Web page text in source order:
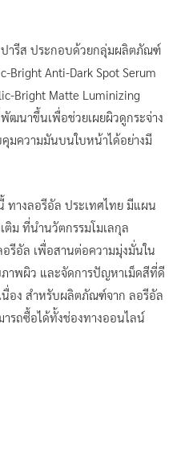
ารีส ประกอบด้วยกลุ่มผลิตภัณฑ์
Bright Anti-Dark Spot Serum
Bright Matte Luminizing
นาขึ้นเพื่อช่วยเผยผิวดูกระจ่าง
มความมันบนใบหน้าได้อย่างมี
ทางลอรีอัล ประเทศไทย มีแผน
ม ที่นำนวัตกรรมโมเลกุล
อรีอัล เพื่อสานต่อความมุ่งมั่นใน
าพผิว และจัดการปัญหาเม็ดสีที่ดี
อง สำหรับผลิตภัณฑ์จาก ลอรีอัล
ารถซื้อได้ทั้งช่องทางออนไลน์